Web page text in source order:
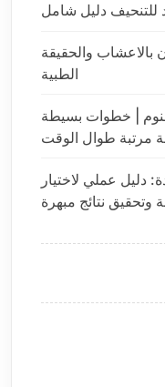
للتنحيف دليل شامل
بالاعشاب والحقيقة
الطبية
| خطوات بسيطة
مرتبة طوال الوقت
عملي لاختيار
نتائج مبهرة